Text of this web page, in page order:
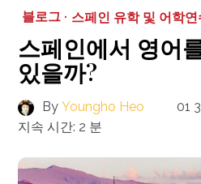
블로그 · 스페인 유학 및 어학연
스페인에서 영어
있을까?
By Youngho Heo
01
지속 시간: 2 분